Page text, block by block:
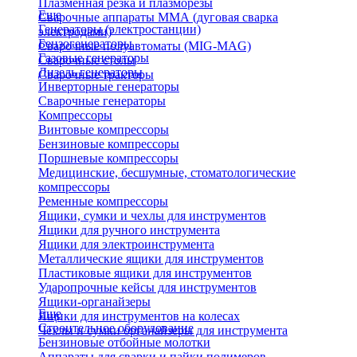
Плазменная резка и плазморезы
Сварочные аппараты ММА (дуговая сварка
электродами)
Сварочные полуавтоматы (MIG-MAG)
Сварочные столы
Сварочные тракторы
Еще
Генераторы (электростанции)
Бензогенераторы
Газовые генераторы
Дизель генераторы
Инверторные генераторы
Сварочные генераторы
Компрессоры
Винтовые компрессоры
Бензиновые компрессоры
Поршневые компрессоры
Медицинские, бесшумные, стоматологические
компрессоры
Ременные компрессоры
Ящики, сумки и чехлы для инструментов
Ящики для ручного инструмента
Ящики для электроинструмента
Металлические ящики для инструментов
Пластиковые ящики для инструментов
Ударопрочные кейсы для инструментов
Ящики-органайзеры
Ящики для инструментов на колесах
Чехлы и сумки органайзеры для инструмента
Еще
Строительное оборудование
Бензиновые отбойные молотки